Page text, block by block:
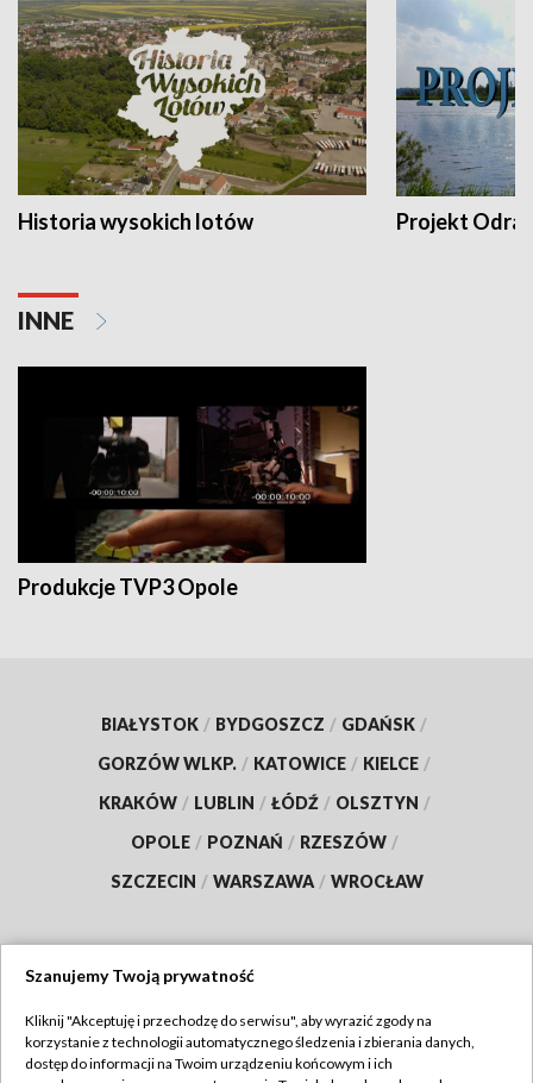
Historia wysokich lotów Projekt Odra
INNE
Produkcje TVP3 Opole
BIAŁYSTOK / BYDGOSZCZ / GDAŃSK /
GORZÓW WLKP. / KATOWICE / KIELCE /
KRAKÓW / LUBLIN / ŁÓDŹ / OLSZTYN /
OPOLE / POZNAŃ / RZESZÓW /
SZCZECIN / WARSZAWA / WROCŁAW
TVP
Szanujemy Twoją prywatność
Kliknij "Akceptuję i przechodzę do serwisu", aby wyrazić zgody na
korzystanie z technologii automatycznego śledzenia i zbierania danych,
dostęp do informacji na Twoim urządzeniu końcowym i ich